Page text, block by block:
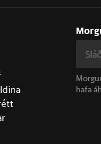
hafa